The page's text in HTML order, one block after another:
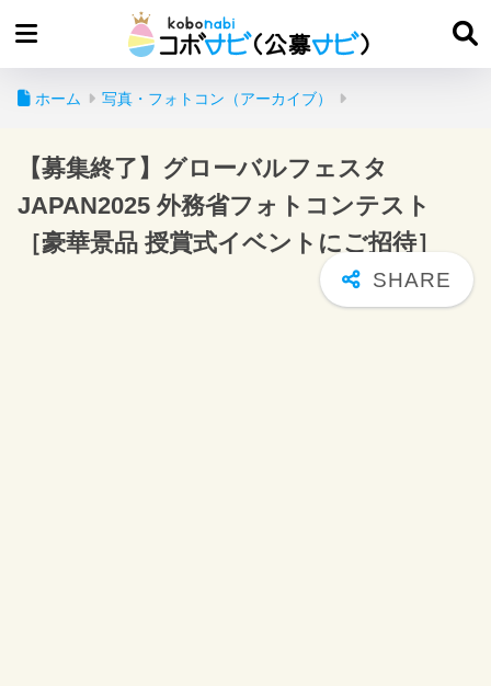
ホーム 写真・フォトコン（アーカイブ）
【募集終了】グローバルフェスタ
JAPAN2025 外務省フォトコンテスト
［豪華景品 授賞式イベントにご招待］